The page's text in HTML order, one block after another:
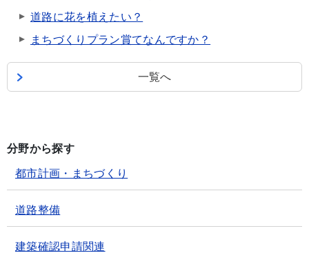
道路に花を植えたい？
まちづくりプラン賞てなんですか？
一覧へ
分野から探す
都市計画・まちづくり
道路整備
建築確認申請関連